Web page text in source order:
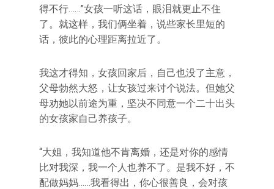
得不行……”女孩一听这话，眼泪就更止不住
了。就这样，我们俩坐着，说些家长里短的
话，彼此的心理距离拉近了。
我这才得知，女孩回家后，自己也没了主意，
父母勃然大怒，让女孩过来讨个说法。但她父
母劝她以前途为重，坚决不同意一个二十出头
的女孩家自己养孩子。
“大姐，我知道他不肯离婚，还是对你的感情
比对我深，我一个人也养不了。是我不好，不
配做妈妈……我看得出，你心很善良，会对孩